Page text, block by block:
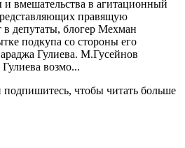
и вмешательства в агитационный
правящую
депутаты, блогер Мехман
подкупа со стороны его
Гулиева. М.Гусейнов
возмо...
чтобы читать больше